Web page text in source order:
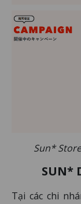
Sun*
SUN*
Tại các chi